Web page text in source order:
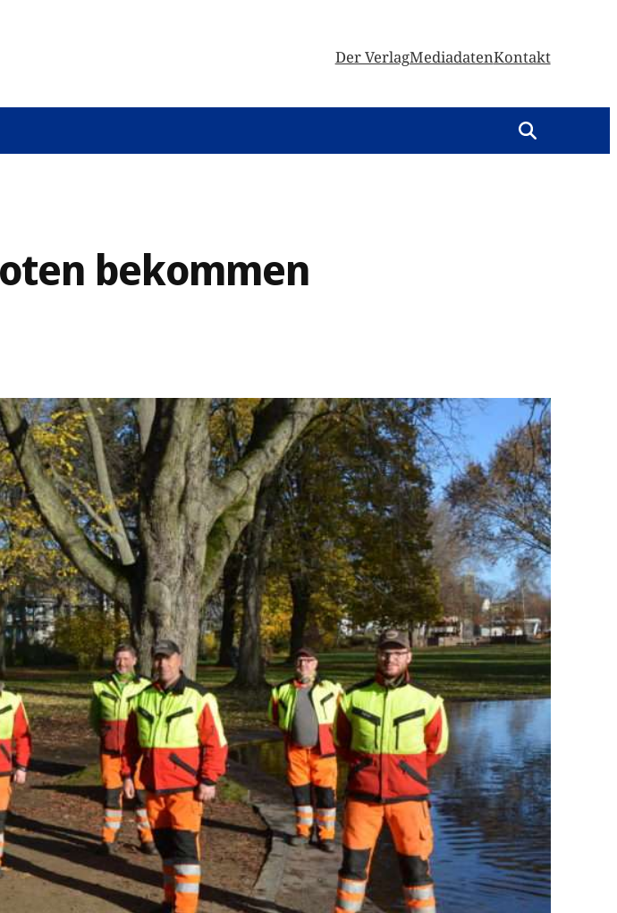
Der VerlagMediadatenKontakt
bekommen